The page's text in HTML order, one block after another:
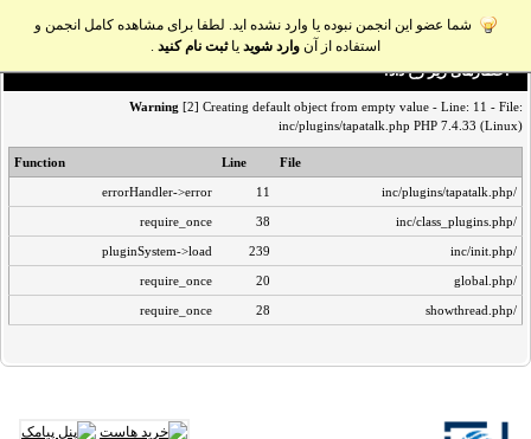
شما عضو این انجمن نبوده یا وارد نشده اید. لطفا برای مشاهده کامل انجمن و
استفاده از آن وارد شوید یاثبت نام کنید .
اخطار‌های زیر رخ داد:
Warning [2] Creating default object from empty value - Line: 11 - File:
inc/plugins/tapatalk.php PHP 7.4.33 (Linux)
File
Line
Function
/inc/plugins/tapatalk.php
11
errorHandler->error
/inc/class_plugins.php
38
require_once
/inc/init.php
239
pluginSystem->load
/global.php
20
require_once
/showthread.php
28
require_once